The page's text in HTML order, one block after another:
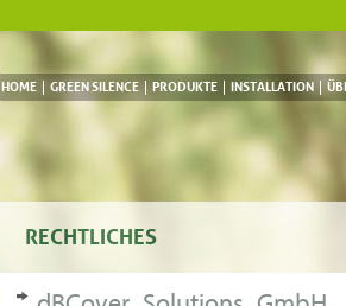
HOME GREEN SILENCE PRODUKTE INSTALLATION
HOME GREEN SILENCE PRODUKTE INSTALLATION
RECHTLICHES